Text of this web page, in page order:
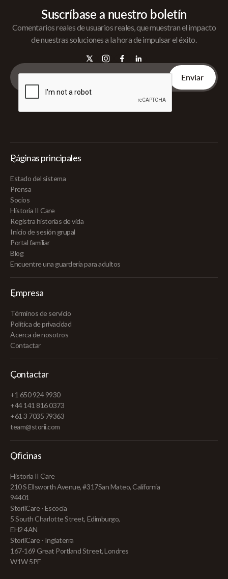
Suscríbase a nuestro boletín
Comentarios reales de usuarios reales, que muestran el impacto
de nuestras soluciones a la hora de impulsar el éxito.
Páginas principales
Estado del sistema
Prensa
Socios
Historia II Care
Registra historias de vida
Inicio de sesión grupal
Portal familiar
Blog
Encuentre una guardería para adultos
Empresa
Términos de servicio
Política de privacidad
Acerca de nosotros
Contactar
Contactar
+1 650 924 9930
+44 141 816 0373
+61 3 7035 79363
team@storii.com
Oficinas
Historia II Care
210 S Ellsworth Avenue, #317San Mateo, California
94401
StoriiCare - Escocia
5 South Charlotte Street, Edimburgo,
EH2 4AN
StoriiCare - Inglaterra
167-169 Great Portland Street, Londres
W1W 5PF